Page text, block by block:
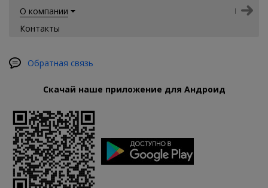
О компании
Контакты
Обратная связь
Скачай наше приложение для Андроид